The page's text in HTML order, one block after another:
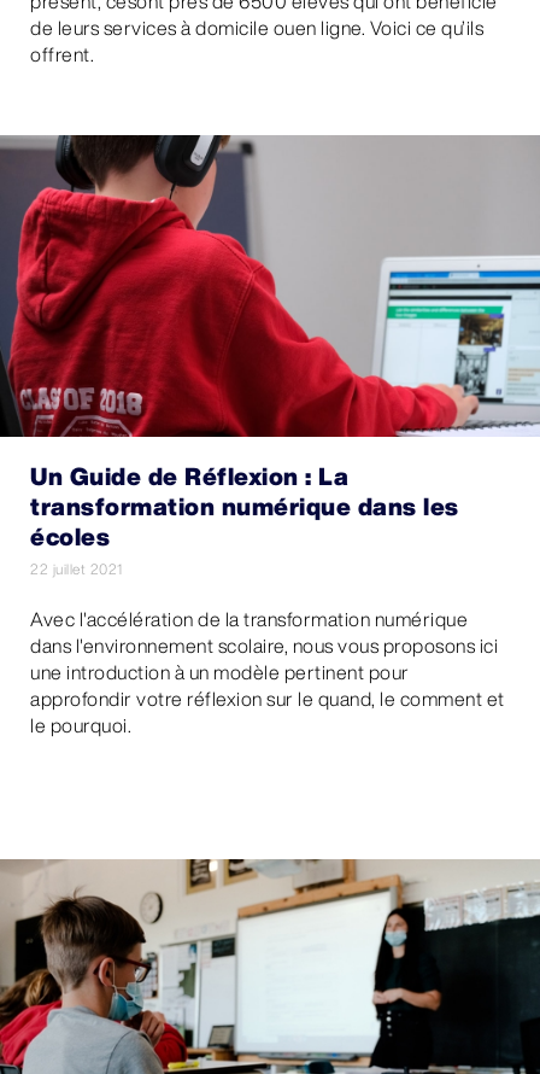
de leurs services à domicile ouen ligne. Voici ce qu’ils
offrent.
Un Guide de Réflexion : La
transformation numérique dans les
écoles
22 juillet 2021
Avec l'accélération de la transformation numérique
dans l'environnement scolaire, nous vous proposons ici
une introduction à un modèle pertinent pour
approfondir votre réflexion sur le quand, le comment et
le pourquoi.